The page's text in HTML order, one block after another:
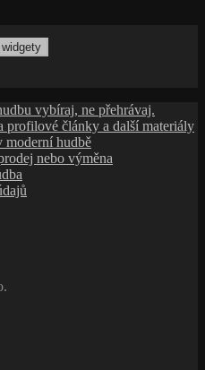
vybíraj, ne přehrávaj.
profilové články a další materiály
moderní hudbě
nebo výměna